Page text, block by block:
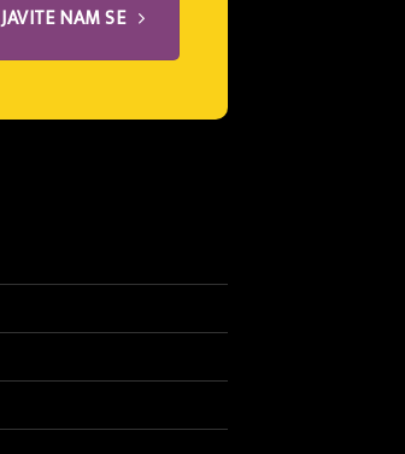
JAVITE NAM SE